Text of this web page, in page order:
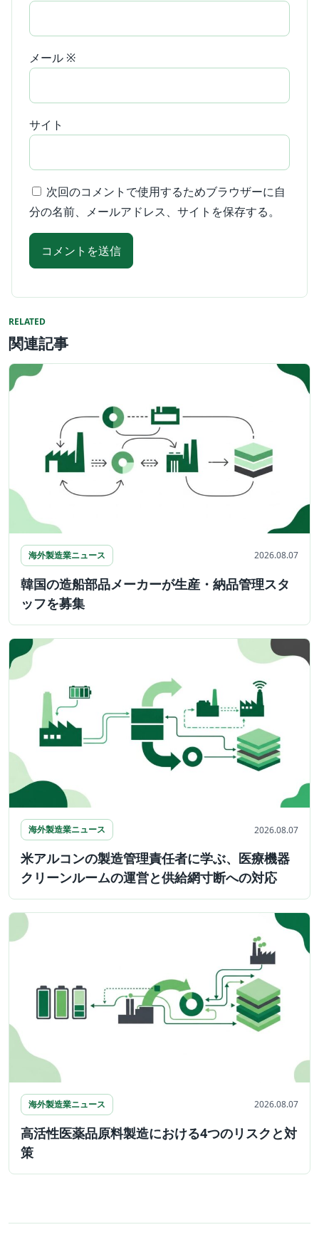
メール ※
サイト
次回のコメントで使用するためブラウザーに自
分の名前、メールアドレス、サイトを保存する。
RELATED
関連記事
海外製造業ニュース 2026.08.07
韓国の造船部品メーカーが生産・納品管理スタ
ッフを募集
海外製造業ニュース 2026.08.07
米アルコンの製造管理責任者に学ぶ、医療機器
クリーンルームの運営と供給網寸断への対応
海外製造業ニュース 2026.08.07
高活性医薬品原料製造における4つのリスクと対
策